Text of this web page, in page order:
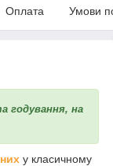
Оплата Умови
годування, на
у класичному